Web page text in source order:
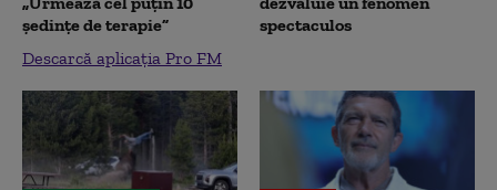
ședințe de terapie”
Descarcă aplicația Pro FM
spectaculos